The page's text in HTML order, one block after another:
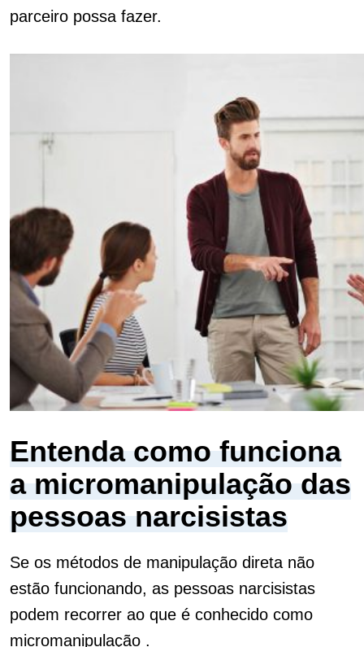
parceiro possa fazer.
Entenda como funciona
a micromanipulação das
pessoas narcisistas
Se os métodos de manipulação direta não
estão funcionando, as pessoas narcisistas
podem recorrer ao que é conhecido como
micromanipulação .